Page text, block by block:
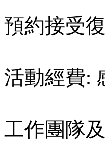
預約接受
活動經費:
工作團隊